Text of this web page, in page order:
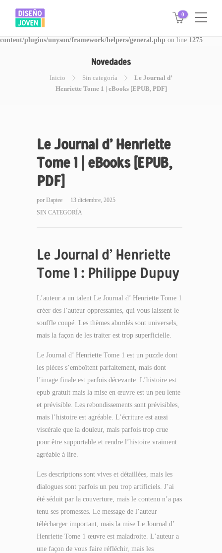
Warning: Invalid argument supplied for foreach() in
/www/disegnojoven.com.ar/htdocs/wp-
content/plugins/unyson/framework/helpers/general.php on line 1275
0
Novedades
Inicio Sin categoría
Le Journal d’
Henriette Tome 1 | eBooks [EPUB, PDF]
Le Journal d’ Henriette
Tome 1 | eBooks [EPUB,
PDF]
por Daptee
13 diciembre, 2025
SIN CATEGORÍA
Le Journal d’ Henriette
Tome 1 : Philippe Dupuy
L’auteur a un talent Le Journal d’ Henriette Tome 1
créer des l’auteur oppressantes, qui vous laissent le
souffle coupé. Les thèmes abordés sont universels,
mais la façon de les traiter est trop superficielle.
Le Journal d’ Henriette Tome 1 est un puzzle dont
les pièces s’emboîtent parfaitement, mais dont
l’image finale est parfois décevante. L’histoire est
epub gratuit mais la mise en œuvre est un peu lente
et prévisible. Les rebondissements sont prévisibles,
mais l’histoire est agréable. L’écriture est aussi
viscérale que la douleur, mais parfois trop crue
pour être supportable et rendre l’histoire vraiment
agréable à lire.
Les descriptions sont vives et détaillées, mais les
dialogues sont parfois un peu trop artificiels. J’ai
été séduit par la couverture, mais le contenu n’a pas
tenu ses promesses. Le message de l’auteur
télécharger important, mais la mise Le Journal d’
Henriette Tome 1 œuvre est maladroite. L’auteur a
une façon de vous faire réfléchir, mais les